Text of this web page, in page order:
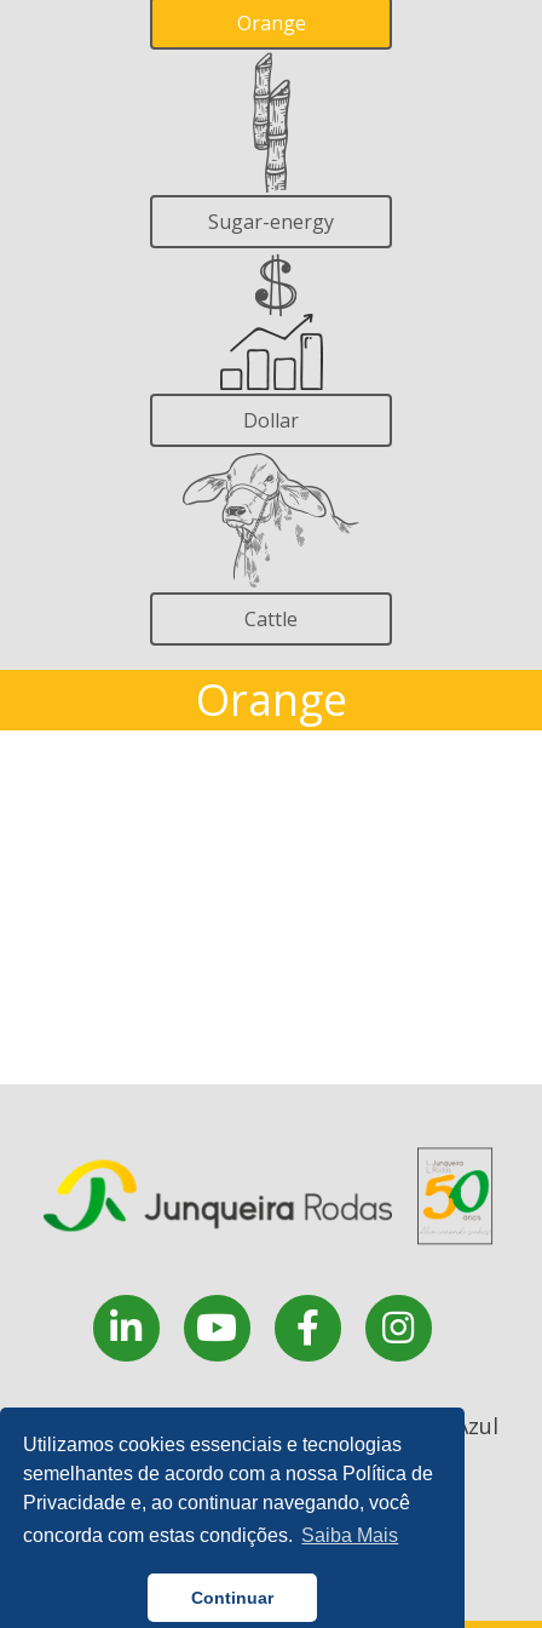
Utilizamos cookies essenciais e tecnologias
semelhantes de acordo com a nossa Política de
Privacidade e, ao continuar navegando, você
concorda com estas condições. Saiba Mais
Continuar
Orange
Sugar-energy
Dollar
Cattle
Orange
Rua Coronel João Manoel, 227 - . Monte Azul
Paulista - SP
17 3361 9200 | E-mail:
contato@junqueirarodas.com.br